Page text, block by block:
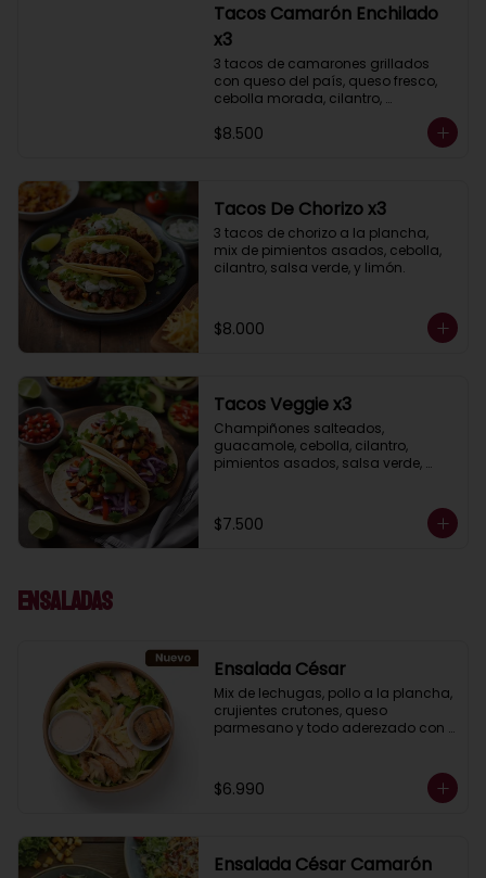
Tacos Camarón Enchilado
x3
3 tacos de camarones grillados
con queso del país, queso fresco,
cebolla morada, cilantro,
acompañados de salsa taquera y
limón.
$8.500
Tacos De Chorizo x3
3 tacos de chorizo a la plancha,
mix de pimientos asados, cebolla,
cilantro, salsa verde, y limón.
$8.000
Tacos Veggie x3
Champiñones salteados,
guacamole, cebolla, cilantro,
pimientos asados, salsa verde,
$7.500
Ensaladas
Ensalada César
Mix de lechugas, pollo a la plancha,
crujientes crutones, queso
parmesano y todo aderezado con
$6.990
Ensalada César Camarón